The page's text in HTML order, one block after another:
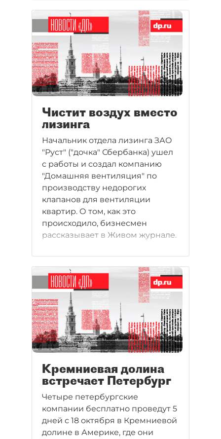
Чистит воздух вместо
лизинга
Начальник отдела лизинга ЗАО
"Руст" ("дочка" Сбербанка) ушел
с работы и создал компанию
"Домашняя вентиляция" по
производству недорогих
клапанов для вентиляции
квартир. О том, как это
происходило, бизнесмен
рассказывает в Живом журнале.
Кремниевая долина
встречает Петербург
Четыре петербургские
компании бесплатно проведут 5
дней с 18 октября в Кремниевой
долине в Америке, где они